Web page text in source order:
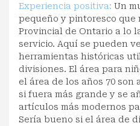
Experiencia positiva: Un
pequeño y pintoresco que
Provincial de Ontario a lo
servicio. Aquí se pueden
herramientas históricas
divisiones. El área para
el área de los años 70 son
si fuera más grande y se
artículos más modernos
Sería bueno si el área de